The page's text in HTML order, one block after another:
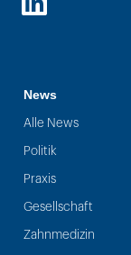
News
Alle News
Politik
Praxis
Gesellschaft
Zahnmedizin